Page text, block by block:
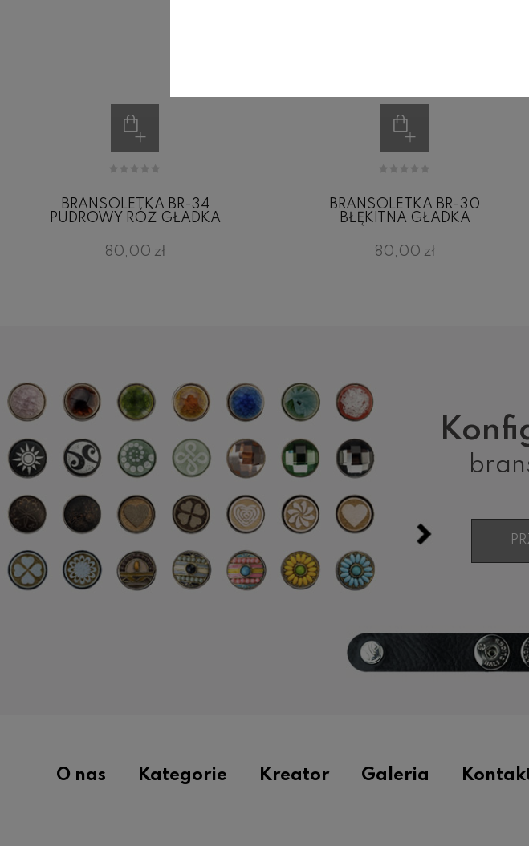
BRANSOLETKA BR-34
PUDROWY RÓŻ GŁADKA
80,00 zł
BRANSOLETKA BR-30
BŁĘKITNA GŁADKA
80,00 zł
O nas Kategorie Kreator Galeria